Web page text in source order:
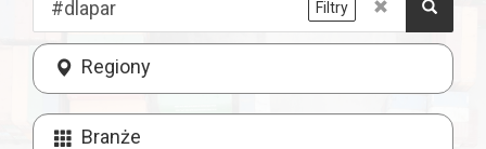
Regiony
Branże
Filtry